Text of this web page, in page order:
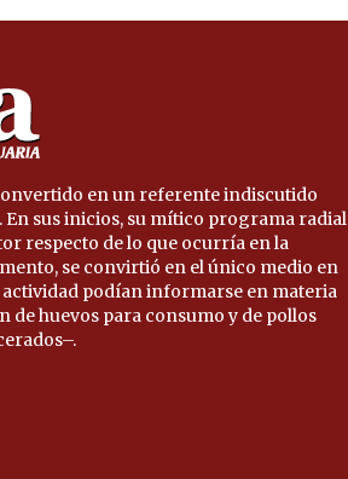
en un referente indiscutido
sus inicios, su mítico programa radial
respecto de lo que ocurría en la
se convirtió en el único medio en
actividad podían informarse en materia
de huevos para consumo y de pollos